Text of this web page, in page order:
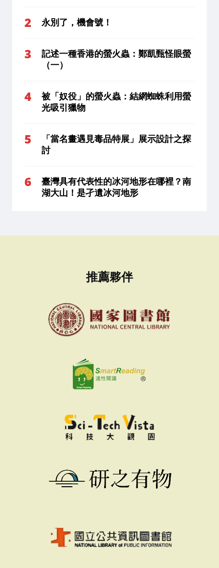
永別了，機會號！
記述一種香港的螢火蟲：鄭凱甄怪眼螢
（一）
被「奴役」的螢火蟲：結網蜘蛛利用螢
光吸引獵物
「當名畫遇見毒品特展」展示設計之探
討
臺灣具有代表性的冰河地形在哪裡？南
湖大山！是孑遺冰河地形
推薦夥伴